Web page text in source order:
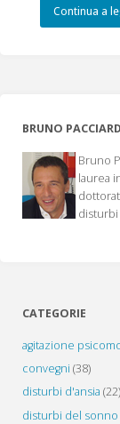
Continua a
BRUNO
Bruno
laurea
disturbi
CATEGORIE
agitazione
convegni (38)
disturbi d'ansia (22)
disturbi del sonno